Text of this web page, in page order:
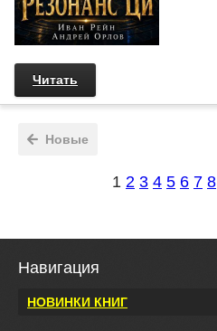
Читать
Новые
1 2 3 4 5 6 7 8
Навигация
НОВИНКИ КНИГ